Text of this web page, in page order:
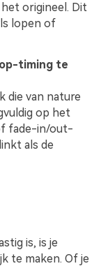
origineel. Dit
lopen of
timing te
die van nature
op het
fade-in/out-
als de
is, is je
te maken. Of je